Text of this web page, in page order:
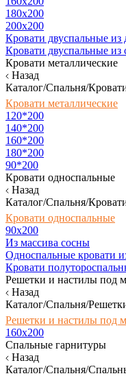
180x200
200x200
Кровати двуспальные из
Кровати двуспальные из
Кровати металлические
Назад
Каталог/Спальня/
Кровати металлические
120*200
140*200
160*200
180*200
90*200
Кровати односпальные
Назад
Каталог/Спальня/
Кровати односпальные
90х200
Из массива сосны
Односпальные кровати
Кровати
Решетки и настилы под
Назад
Каталог/Спальня/
Решетки и настилы под
160х200
Спальные гарнитуры
Назад
Каталог/Спальня/